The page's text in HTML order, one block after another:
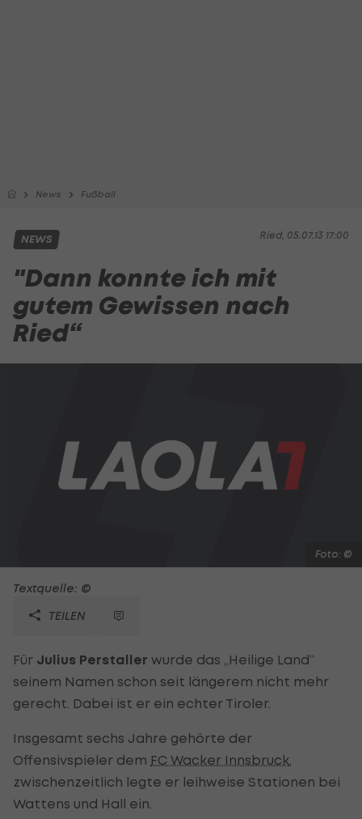
News Fußball
Ried, 05.07.13 17:00
NEWS
"Dann konnte ich mit
gutem Gewissen nach
Ried“
Foto: ©
Textquelle: ©
TEILEN
Für Julius Perstaller wurde das „Heilige Land“
seinem Namen schon seit längerem nicht mehr
gerecht. Dabei ist er ein echter Tiroler.
Insgesamt sechs Jahre gehörte der
Offensivspieler dem FC Wacker Innsbruck
zwischenzeitlich legte er leihweise Stationen bei
Wattens und Hall ein.